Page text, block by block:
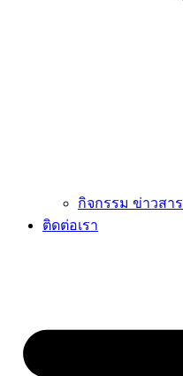
กิจกรรม ข่าวสาร
ติดต่อเรา